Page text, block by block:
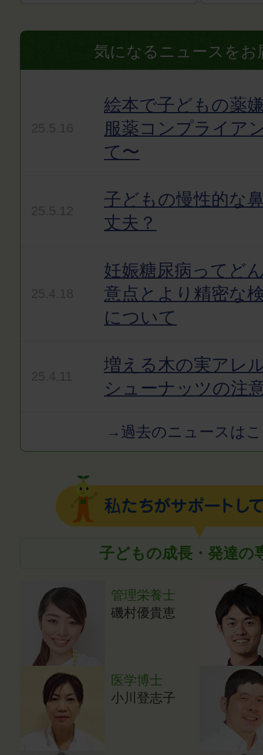
気になるニュースをお
絵本で子どもの薬
服薬コンプライア
て〜
子どもの慢性的な
丈夫？
妊娠糖尿病ってど
意点とより精密な
について
増える木の実アレ
シューナッツの注
→過去のニュースは
子どもの成長・発達の
管理栄養士
磯村優貴恵
医学博士
小川登志子